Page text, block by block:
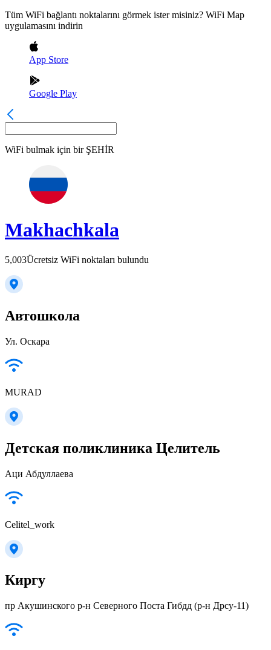
Tüm WiFi bağlantı noktalarını görmek ister misiniz? WiFi Map
uygulamasını indirin
App Store
Google Play
WiFi bulmak için bir ŞEHİR
Makhachkala
5,003Ücretsiz WiFi noktaları bulundu
Автошкола
Ул. Оскара
MURAD
Детская поликлиника Целитель
Аци Абдуллаева
Celitel_work
Киргу
пр Акушинского р-н Северного Поста Гибдд (р-н Дрсу-11)